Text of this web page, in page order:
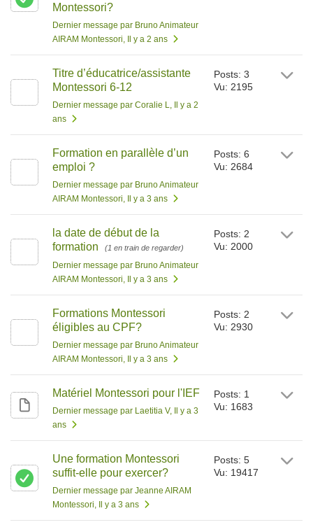
Montessori?
Dernier message par Bruno Animateur
AIRAM Montessori, Il y a 2 ans
Titre d’éducatrice/assistante
Montessori 6-12
Dernier message par Coralie L, Il y a 2
ans
Posts: 3
Vu: 2195
Formation en parallèle d’un
emploi ?
Dernier message par Bruno Animateur
AIRAM Montessori, Il y a 3 ans
Posts: 6
Vu: 2684
la date de début de la
formation
(1 en train de regarder)
Dernier message par Bruno Animateur
AIRAM Montessori, Il y a 3 ans
Posts: 2
Vu: 2000
Formations Montessori
éligibles au CPF?
Dernier message par Bruno Animateur
AIRAM Montessori, Il y a 3 ans
Posts: 2
Vu: 2930
Matériel Montessori pour l'IEF
Dernier message par Laetitia V, Il y a 3
ans
Posts: 1
Vu: 1683
Une formation Montessori
suffit-elle pour exercer?
Dernier message par Jeanne AIRAM
Montessori, Il y a 3 ans
Posts: 5
Vu: 19417